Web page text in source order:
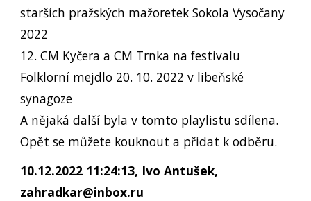
starších pražských mažoretek Sokola Vysočany
2022
12. CM Kyčera a CM Trnka na festivalu
Folklorní mejdlo 20. 10. 2022 v libeňské
synagoze
A nějaká další byla v tomto playlistu sdílena.
Opět se můžete kouknout a přidat k odběru.
10.12.2022 11:24:13, Ivo Antušek,
zahradkar@inbox.ru